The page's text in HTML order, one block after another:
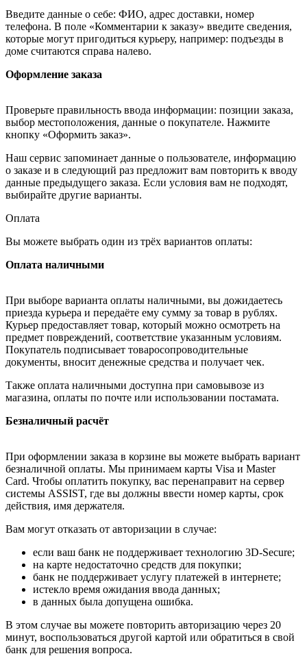
Введите данные о себе: ФИО, адрес доставки, номер
телефона. В поле «Комментарии к заказу» введите сведения,
которые могут пригодиться курьеру, например: подъезды в
доме считаются справа налево.
Оформление заказа
Проверьте правильность ввода информации: позиции заказа,
выбор местоположения, данные о покупателе. Нажмите
кнопку «Оформить заказ».
Наш сервис запоминает данные о пользователе, информацию
о заказе и в следующий раз предложит вам повторить к вводу
данные предыдущего заказа. Если условия вам не подходят,
выбирайте другие варианты.
Оплата
Вы можете выбрать один из трёх вариантов оплаты:
Оплата наличными
При выборе варианта оплаты наличными, вы дожидаетесь
приезда курьера и передаёте ему сумму за товар в рублях.
Курьер предоставляет товар, который можно осмотреть на
предмет повреждений, соответствие указанным условиям.
Покупатель подписывает товаросопроводительные
документы, вносит денежные средства и получает чек.
Также оплата наличными доступна при самовывозе из
магазина, оплаты по почте или использовании постамата.
Безналичный расчёт
При оформлении заказа в корзине вы можете выбрать вариант
безналичной оплаты. Мы принимаем карты Visa и Master
Card. Чтобы оплатить покупку, вас перенаправит на сервер
системы ASSIST, где вы должны ввести номер карты, срок
действия, имя держателя.
Вам могут отказать от авторизации в случае:
если ваш банк не поддерживает технологию 3D-Secure;
на карте недостаточно средств для покупки;
банк не поддерживает услугу платежей в интернете;
истекло время ожидания ввода данных;
в данных была допущена ошибка.
В этом случае вы можете повторить авторизацию через 20
минут, воспользоваться другой картой или обратиться в свой
банк для решения вопроса.